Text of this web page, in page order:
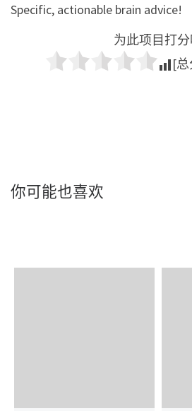
Specific, actionable brain advice!
为此项目打
[总
你可能也喜欢